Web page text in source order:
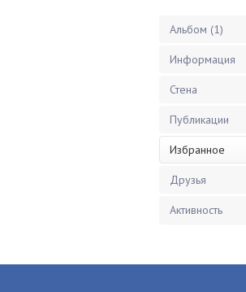
Альбом (1)
Информация
Стена
Публикации
Избранное
Друзья
Активность